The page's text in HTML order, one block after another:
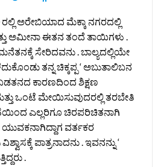
ಅರೇಬಿಯಾದ ಮೆಕ್ಕಾ ನಗರದಲ್ಲಿ
ಅಮೀನಾ ಈತನ ತಂದೆ ತಾಯಿಗಳು .
ಸೇರಿದವನು . ಬಾಲ್ಯದಲ್ಲಿಯೇ
ತನ್ನ ಚಿಕ್ಕಪ್ಪ ‘ ಅಬುತಾಲಿಬನ
ಕಾರಣದಿಂದ ಶಿಕ್ಷಣ
ಒಂಟೆ ಮೇಯಿಸುವುದರಲ್ಲಿ ತರಬೇತಿ
ಎಲ್ಲರಿಗೂ ಚಿರಪರಿಚಿತನಾಗಿ
ಯುವಕನಾಗಿದ್ದಾಗ ವರ್ತಕರ
ಪಾತ್ರನಾದನು . ಇವನನ್ನು ‘
.